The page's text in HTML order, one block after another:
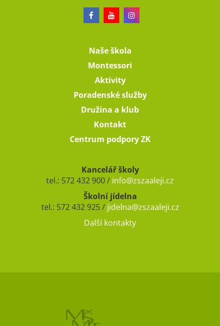
Naše škola
Montessori
Aktivity
Poradenské služby
Družina a klub
Kontakt
Centrum podpory ZK
Kancelář školy
tel.: 572 432 900 / info@zszaaleji.cz
Školní jídelna
tel.: 572 432 925 / jidelna@zszaaleji.cz
Další kontakty